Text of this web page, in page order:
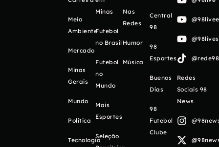
Meio
Ambiente
Mercado
Minas
Gerais
Mundo
Política
Tecnologia
Minas
Futebol
no Brasil
Futebol
no
Mundo
Mais
Esportes
Seleção
Nas
Redes
Humor
Música
Central
98
98
Esportes
Buenos
Días
98
Futebol
Clube
Redes
Sociais 98
News